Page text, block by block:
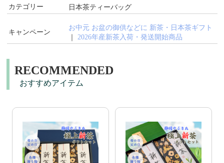
カテゴリー 日本茶ティーバッグ
キャンペーン
お中元 お盆の御供などに 新茶・日本茶ギフト
｜ 2026年産新茶入荷・発送開始商品
RECOMMENDED
おすすめアイテム